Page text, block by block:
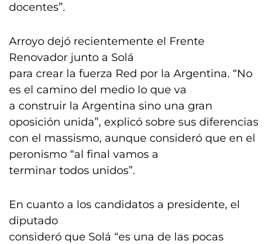
docentes”.
Arroyo dejó recientemente el Frente
Renovador junto a Solá
para crear la fuerza Red por la Argentina. “No
es el camino del medio lo que va
a construir la Argentina sino una gran
oposición unida”, explicó sobre sus diferencias
con el massismo, aunque consideró que en el
peronismo “al final vamos a
terminar todos unidos”.
En cuanto a los candidatos a presidente, el
diputado
consideró que Solá “es una de las pocas